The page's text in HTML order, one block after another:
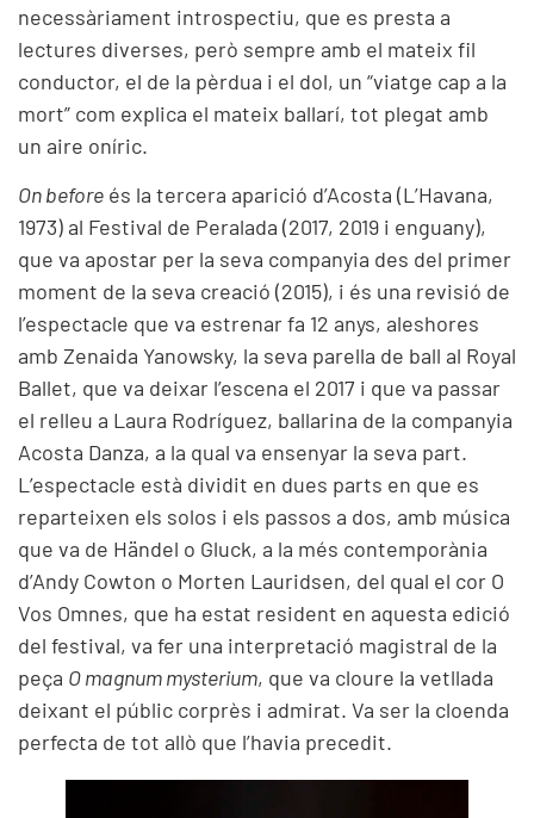
necessàriament introspectiu, que es presta a
lectures diverses, però sempre amb el mateix fil
conductor, el de la pèrdua i el dol, un “viatge cap a la
mort” com explica el mateix ballarí, tot plegat amb
un aire oníric.
On before és la tercera aparició d’Acosta (L’Havana,
1973) al Festival de Peralada (2017, 2019 i enguany),
que va apostar per la seva companyia des del primer
moment de la seva creació (2015), i és una revisió de
l’espectacle que va estrenar fa 12 anys, aleshores
amb Zenaida Yanowsky, la seva parella de ball al Royal
Ballet, que va deixar l’escena el 2017 i que va passar
el relleu a Laura Rodríguez, ballarina de la companyia
Acosta Danza, a la qual va ensenyar la seva part.
L’espectacle està dividit en dues parts en que es
reparteixen els solos i els passos a dos, amb música
que va de Händel o Gluck, a la més contemporània
d’Andy Cowton o Morten Lauridsen, del qual el cor O
Vos Omnes, que ha estat resident en aquesta edició
del festival, va fer una interpretació magistral de la
peça O magnum mysterium, que va cloure la vetllada
deixant el públic corprès i admirat. Va ser la cloenda
perfecta de tot allò que l’havia precedit.